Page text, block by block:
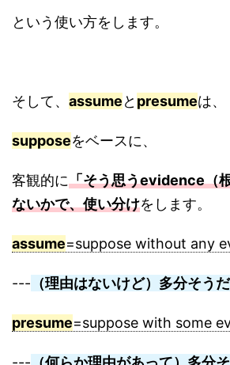
という使い方をします。
そして、 assumeと presumeは、
supposeをベースに、
客観的に「そう思うevidence（
ないかで、使い分けをします。
assume=suppose without any
--- （理由はないけど）多分そう
presume=suppose with some